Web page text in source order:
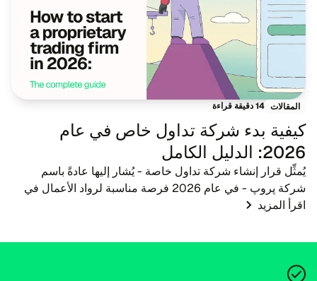
المقالات 14 دقيقة قراءة
كيفية بدء شركة تداول خاص في عام
2026: الدليل الكامل
يُمثِّل قرار إنشاء شركة تداول خاصة - يُشار إليها عادةً باسم
شركة پروپ - في عام 2026 فرصة مناسبة لرواد الأعمال في
مجال التكنولوجيا المالية والوسطاء ومعلمي التداول. مع تطور
اقرأ المزيد